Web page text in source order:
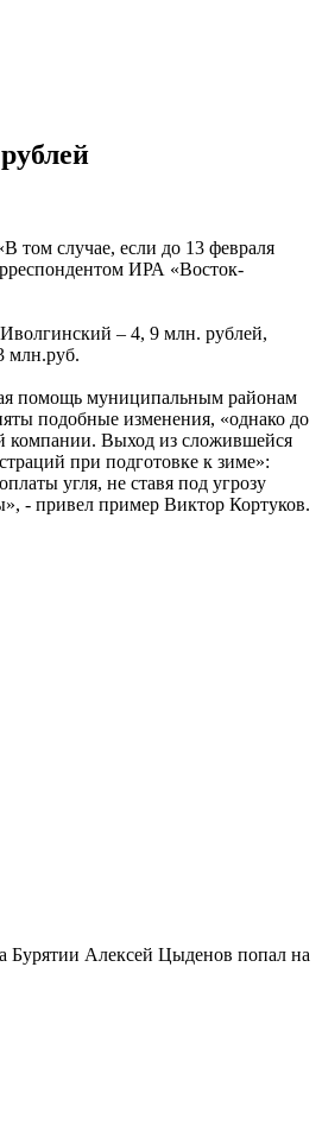
том случае, если до 13 февраля
ИРА «Восток-
– 4, 9 млн. рублей,
млн.руб.
помощь муниципальным районам
подобные изменения, «однако до
компании. Выход из сложившейся
при подготовке к зиме»:
угля, не ставя под угрозу
- привел пример Виктор Кортуков.
Бурятии Алексей Цыденов попал на